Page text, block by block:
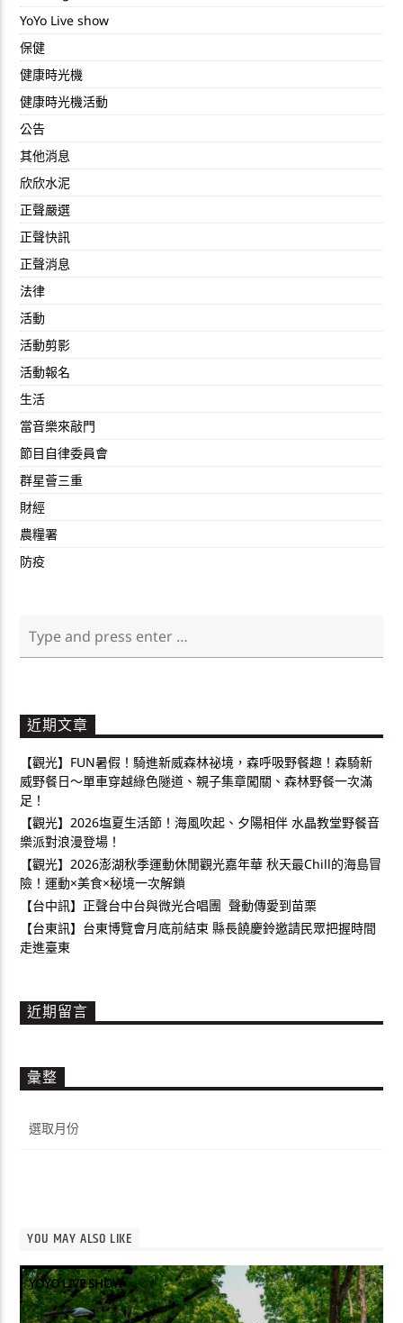
YoYo Live show
保健
健康時光機
健康時光機活動
公告
其他消息
欣欣水泥
正聲嚴選
正聲快訊
正聲消息
法律
活動
活動剪影
活動報名
生活
當音樂來敲門
節目自律委員會
群星薈三重
財經
農糧署
防疫
近期文章
【觀光】FUN暑假！騎進新威森林祕境，森呼吸野餐趣！森騎新
威野餐日～單車穿越綠色隧道、親子集章闖關、森林野餐一次滿
足！
【觀光】2026塩夏生活節！海風吹起、夕陽相伴 水晶教堂野餐音
樂派對浪漫登場！
【觀光】2026澎湖秋季運動休閒觀光嘉年華 秋天最Chill的海島冒
險！運動×美食×秘境一次解鎖
【台中訊】正聲台中台與微光合唱團 聲動傳愛到苗栗
【台東訊】台東博覽會月底前結束 縣長饒慶鈴邀請民眾把握時間
走進臺東
近期留言
彙整
整
YOU MAY ALSO LIKE
YOYO LIVE SHOW